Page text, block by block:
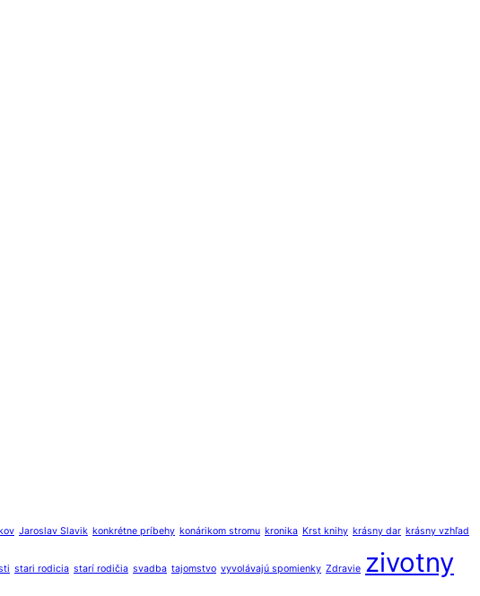
Jaroslav Slavik konkrétne príbehy konárikom stromu kronika Krst knihy krásny dar krásny vzhľad
stari rodicia starí rodičia svadba tajomstvo vyvolávajú spomienky Zdravie zivotny